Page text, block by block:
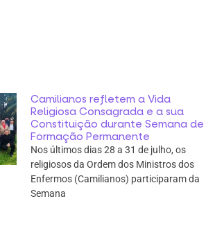
Camilianos refletem a Vida
Religiosa Consagrada e a sua
Constituição durante Semana de
Formação Permanente
Nos últimos dias 28 a 31 de julho, os
religiosos da Ordem dos Ministros dos
Enfermos (Camilianos) participaram da
Semana